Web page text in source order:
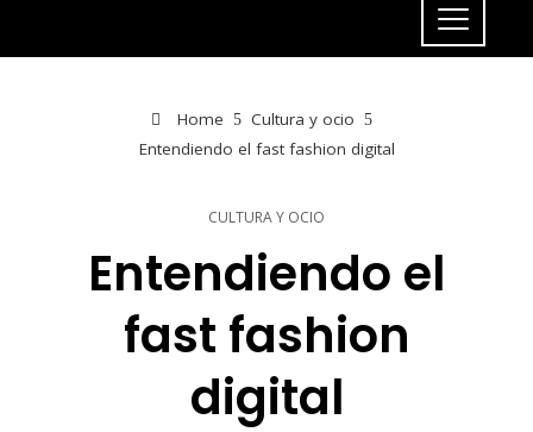
Home
Cultura y ocio
Entendiendo el fast fashion digital
CULTURA Y OCIO
Entendiendo el
fast fashion
digital